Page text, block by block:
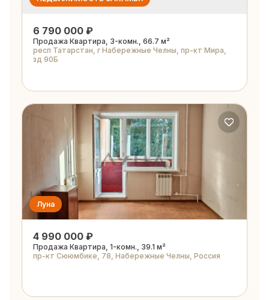
6 790 000 ₽
Продажа Квартира, 3-комн., 66.7 м²
респ Татарстан, г Набережные Челны, пр-кт Мира,
зд 90Б
Луна
4 990 000 ₽
Продажа Квартира, 1-комн., 39.1 м²
пр-кт Сююмбике, 78, Набережные Челны, Россия